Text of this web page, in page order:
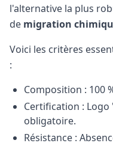
l'alternative la plus
de migration
Voici les critères
:
Composition : 100
Certification :
obligatoire.
Résistance :